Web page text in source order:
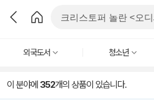
외국도서 청소년
이 분야에 352개의 상품이 있습니다.